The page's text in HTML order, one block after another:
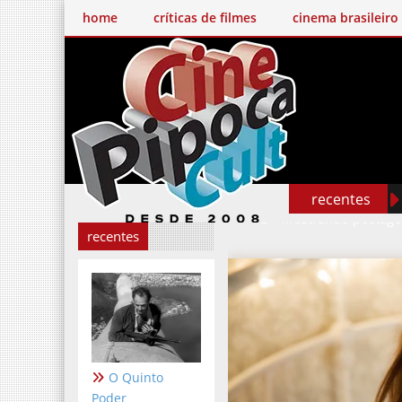
home críticas de filmes cinema brasileiro
recentes
recentes
O Quinto
Poder
Mostrando